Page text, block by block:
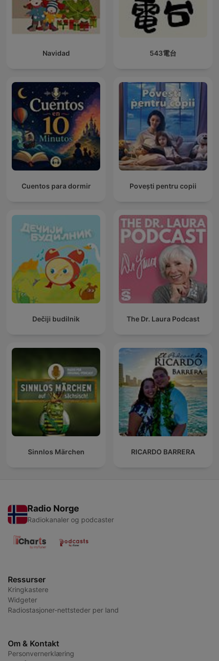
Navidad 543電台
Cuentos para dormir Povești pentru copii
Dečiji budilnik The Dr. Laura Podcast
Sinnlos Märchen RICARDO BARRERA
Radio Norge
Radiokanaler og podcaster
Ressurser
Kringkastere
Widgeter
Radiostasjoner-nettsteder per land
Om & Kontakt
Personvernerklæring